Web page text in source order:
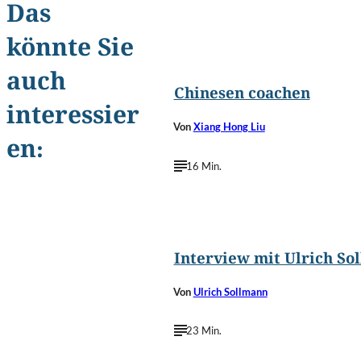
Das
könnte Sie
auch
interessier
en:
Chinesen coachen
VonXiang Hong Liu
16 Min.
Interview mit Ulrich
VonUlrich Sollmann
23 Min.